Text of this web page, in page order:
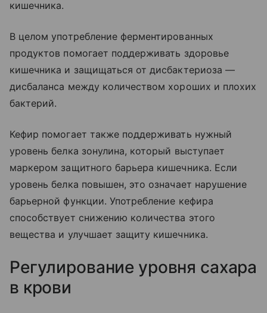
кишечника.
В целом употребление ферментированных
продуктов помогает поддерживать здоровье
кишечника и защищаться от дисбактериоза —
дисбаланса между количеством хороших и плохих
бактерий.
Кефир помогает также поддерживать нужный
уровень белка зонулина, который выступает
маркером защитного барьера кишечника. Если
уровень белка повышен, это означает нарушение
барьерной функции. Употребление кефира
способствует снижению количества этого
вещества и улучшает защиту кишечника.
Регулирование уровня сахара
в крови